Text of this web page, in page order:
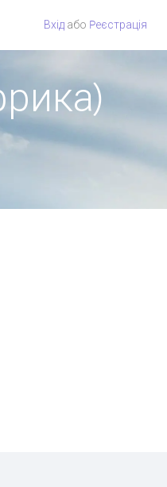
Вхід або Pеєстрація